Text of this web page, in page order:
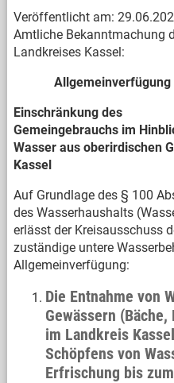
Veröffentlicht am:
Amtliche Bekanntmachung
Landkreises Kassel:
Allgemeinverfügung
Einschränkung des
Gemeingebrauchs im
Wasser aus oberirdischen
Kassel
Auf Grundlage des § 100
des Wasserhaushalts
erlässt der Kreisausschuss
zuständige untere
Allgemeinverfügung:
Die Entnahme von
Gewässern
im Landkreis
Schöpfens von
Erfrischung bis